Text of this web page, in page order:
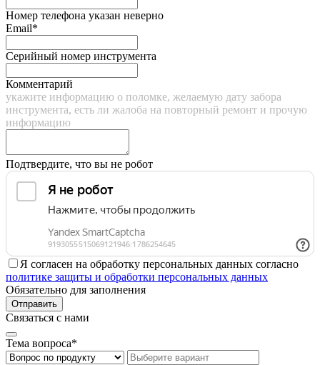
Номер телефона указан неверно
Email*
Серийный номер инструмента
Комментарий
укажите информацию о поломке, желаемую дату забора
инструмента, есть ли жалоба на повторный ремонт и прочую
информацию
Подтвердите, что вы не робот
Я согласен на обработку персональных данных согласно
политике защиты и обработки персональных данных
Обязательно для заполнения
Отправить
Связаться с нами
Тема вопроса*